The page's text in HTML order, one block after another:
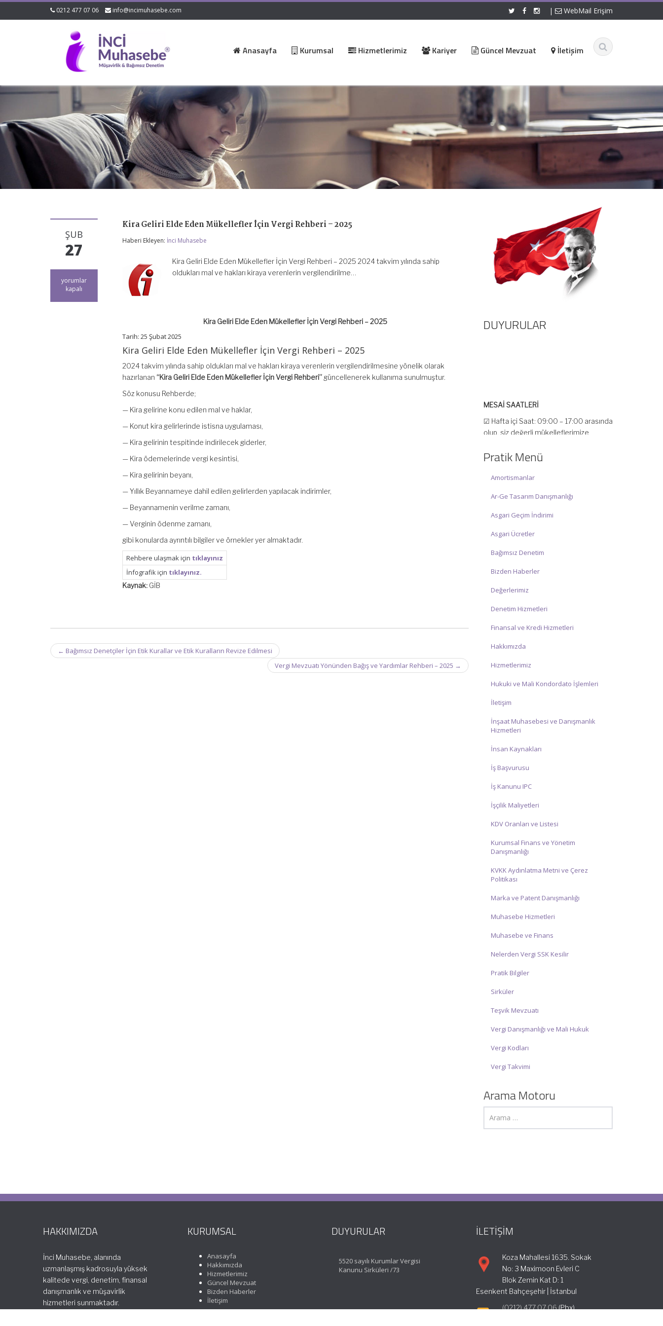
0212 477 07 06 info@incimuhasebe.com | WebMail Erişim
Anasayfa Kurumsal Hizmetlerimiz Kariyer Güncel Mevzuat İletişim
ŞUB
27
Kira
Geliri
yorumlar
kapalı
Kira Geliri Elde Eden Mükellefler İçin Vergi Rehberi – 2025
Haberi Ekleyen: İnci Muhasebe
Kira Geliri Elde Eden Mükellefler İçin Vergi Rehberi – 2025 2024 takvim yılında sahip
oldukları mal ve hakları kiraya verenlerin vergilendirilme…
Kira Geliri Elde Eden Mükellefler İçin Vergi Rehberi – 2025
Tarih: 25 Şubat 2025
Kira Geliri Elde Eden Mükellefler İçin Vergi Rehberi – 2025
2024 takvim yılında sahip oldukları mal ve hakları kiraya verenlerin vergilendirilmesine yönelik olarak
hazırlanan “Kira Geliri Elde Eden Mükellefler İçin Vergi Rehberi” güncellenerek kullanıma sunulmuştur.
Söz konusu Rehberde;
— Kira gelirine konu edilen mal ve haklar,
— Konut kira gelirlerinde istisna uygulaması,
— Kira gelirinin tespitinde indirilecek giderler,
— Kira ödemelerinde vergi kesintisi,
— Kira gelirinin beyanı,
— Yıllık Beyannameye dahil edilen gelirlerden yapılacak indirimler,
— Beyannamenin verilme zamanı,
— Verginin ödenme zamanı,
gibi konularda ayrıntılı bilgiler ve örnekler yer almaktadır.
Rehbere ulaşmak için tıklayınız
İnfografik için tıklayınız.
Kaynak: GİB
Post
navigation
← Bağımsız Denetçiler İçin Etik Kurallar ve Etik Kuralların Revize Edilmesi
Vergi Mevzuatı Yönünden Bağış ve Yardımlar Rehberi – 2025 →
DUYURULAR
olup, siz değerli mükelleflerimize
hizmet vermektedir.
☑ Hafta sonu Cumartesi günü Saat:
10:00 – 15:00 arasında olup, siz değerli
mükelleflerimize hizmet vermektedir.
MÜŞAVİRLİK Ailesi olarak teşekkür
ederiz.
Pratik Menü
Amortismanlar
Ar-Ge Tasarım Danışmanlığı
Asgari Geçim İndirimi
Asgari Ücretler
Bağımsız Denetim
Bizden Haberler
Değerlerimiz
Denetim Hizmetleri
Finansal ve Kredi Hizmetleri
Hakkımızda
Hizmetlerimiz
Hukuki ve Mali Kondordato İşlemleri
İletişim
İnşaat Muhasebesi ve Danışmanlık
Hizmetleri
İnsan Kaynakları
İş Başvurusu
İş Kanunu IPC
İşçilik Maliyetleri
KDV Oranları ve Listesi
Kurumsal Finans ve Yönetim
Danışmanlığı
KVKK Aydınlatma Metni ve Çerez
Politikası
Marka ve Patent Danışmanlığı
Muhasebe Hizmetleri
Muhasebe ve Finans
Nelerden Vergi SSK Kesilir
Pratik Bilgiler
Sirküler
Teşvik Mevzuatı
Vergi Danışmanlığı ve Mali Hukuk
Vergi Kodları
Vergi Takvimi
Arama Motoru
HAKKIMIZDA
İnci Muhasebe, alanında
uzmanlaşmış kadrosuyla yüksek
kalitede vergi, denetim, finansal
danışmanlık ve müşavirlik
hizmetleri sunmaktadır.
KURUMSAL
Anasayfa
Hakkımızda
Hizmetlerimiz
Güncel Mevzuat
Bizden Haberler
İletişim
DUYURULAR
5520 sayılı Kurumlar Vergisi
Kanunu Sirküleri /73
İLETİŞİM
Koza Mahallesi 1635. Sokak
No: 3 Maximoon Evleri C
Blok Zemin Kat D: 1
Esenkent Bahçeşehir | İstanbul
(0212) 477 07 06(Pbx)